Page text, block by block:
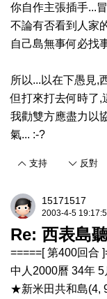
你自作主張插手...
不論有否看到人家
自己島無事何必找
所以...以在下愚見,
但打來打去何時了,
我勸雙方應盡力以
氣... :-?
支持 反對
15171517
2003-4-5
Re: 西表島
=====[ 第400回合
中人2000曆 34年 5
★新米田共和島(4,